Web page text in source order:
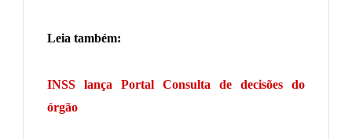
Leia também:
INSS lança Portal Consulta de decisões do
órgão